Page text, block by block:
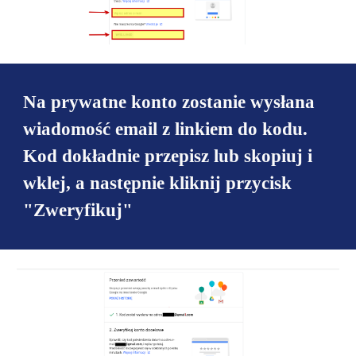
Na prywatne konto zostanie wysłana
wiadomość email z linkiem do kodu.
Kod dokładnie przepisz lub skopiuj i
wklej, a następnie kliknij przycisk
"Zweryfikuj"